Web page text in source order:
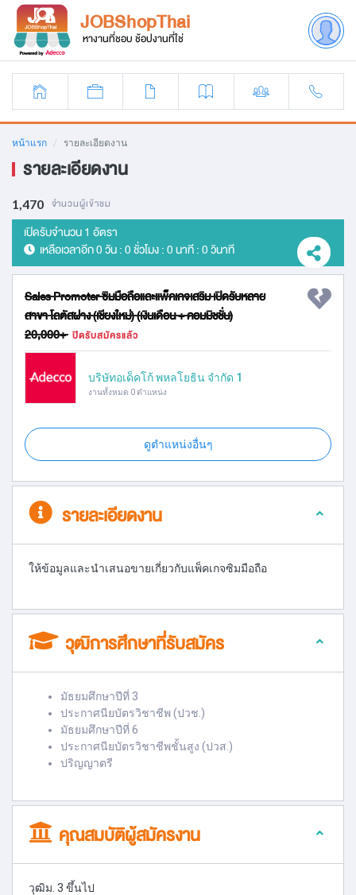
JOBShopThai
หางานที่ชอบ ช้อปงานที่ใช่
หน้าแรก รายละเอียดงาน
รายละเอียดงาน
1,470 จำนวนผู้เข้าชม
เปิดรับจำนวน 1 อัตรา
เหลือเวลาอีก0 วัน : 0 ชั่วโมง : 0 นาที : 0 วินาที
Sales Promoter ซิมมือถือและแพ็คเกจเสริม เปิดรับหลาย
สาขา โลตัสฝาง (เชียงใหม่) (เงินเดือน + คอมมิชชั่น)
20,000+ ปิดรับสมัครแล้ว
บริษัทอเด็คโก้ พหลโยธิน จำกัด 1
งานทั้งหมด 0 ตำแหน่ง
ดูตำแหน่งอื่นๆ
รายละเอียดงาน
ให้ข้อมูลและนำเสนอขายเกี่ยวกับแพ็คเกจซิมมือถือ
วุฒิการศึกษาที่รับสมัคร
มัธยมศึกษาปีที่ 3
ประกาศนียบัตรวิชาชีพ (ปวช.)
มัธยมศึกษาปีที่ 6
ประกาศนียบัตรวิชาชีพชั้นสูง (ปวส.)
ปริญญาตรี
คุณสมบัติผู้สมัครงาน
วุฒิม. 3 ขึ้นไป